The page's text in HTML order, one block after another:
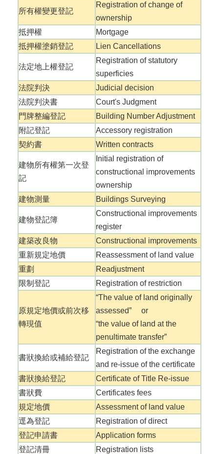
所有權變更登記
Registration of change of
ownership
抵押權
Mortgage
抵押權塗銷登記
Lien Cancellations
法定地上權登記
Registration of statutory
superficies
法院判決
Judicial decision
法院判決書
Court's Judgment
門牌整編登記
Building Number Adjustment
附記登記
Accessory registration
契約書
Written contracts
建物所有權第一次登
記
Initial registration of
constructional improvements
ownership
建物測量
Buildings Surveying
建物登記簿
Constructional improvements
register
建築改良物
Constructional improvements
重新規定地價
Reassessment of land value
重劃
Readjustment
限制登記
Registration of restriction
原規定地價或前次移
轉現值
“The value of land originally
assessed” or
“the value of land at the
penultimate transfer”
書狀換給或補給登記
Registration of the exchange
and re-issue of the certificate
書狀換給登記
Certificate of Title Re-issue
書狀費
Certificates fees
規定地價
Assessment of land value
逕為登記
Registration of direct
登記申請書
Application forms
登記清冊
Registration lists